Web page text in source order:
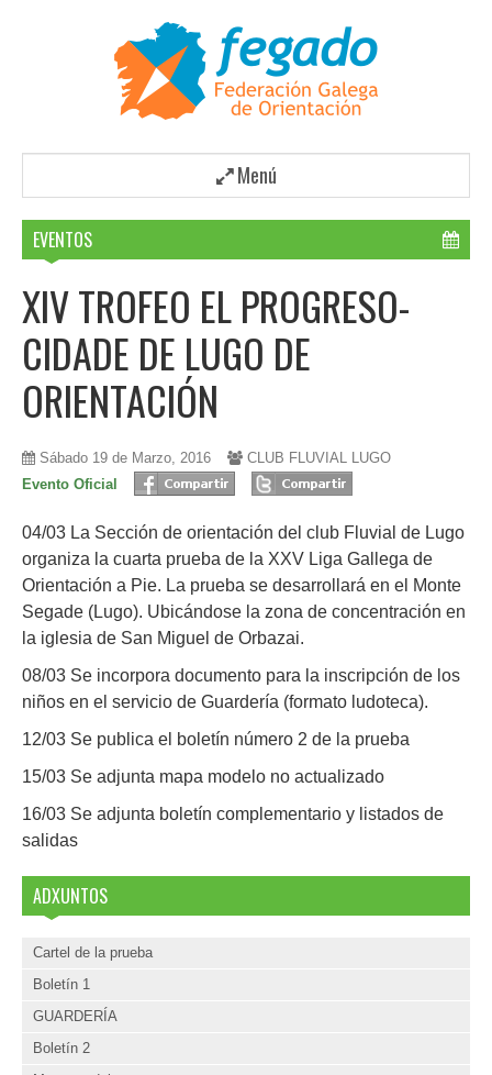
Menú
EVENTOS
XIV TROFEO EL PROGRESO-
CIDADE DE LUGO DE
ORIENTACIÓN
Sábado 19 de Marzo, 2016
CLUB FLUVIAL LUGO
Evento Oficial
04/03 La Sección de orientación del club Fluvial de Lugo
organiza la cuarta prueba de la XXV Liga Gallega de
Orientación a Pie. La prueba se desarrollará en el Monte
Segade (Lugo). Ubicándose la zona de concentración en
la iglesia de San Miguel de Orbazai.
08/03 Se incorpora documento para la inscripción de los
niños en el servicio de Guardería (formato ludoteca).
12/03 Se publica el boletín número 2 de la prueba
15/03 Se adjunta mapa modelo no actualizado
16/03 Se adjunta boletín complementario y listados de
salidas
ADXUNTOS
Cartel de la prueba
Boletín 1
GUARDERÍA
Boletín 2